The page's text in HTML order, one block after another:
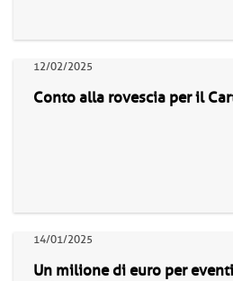
12/02/2025
Conto alla rovescia per il
14/01/2025
Un milione di euro per